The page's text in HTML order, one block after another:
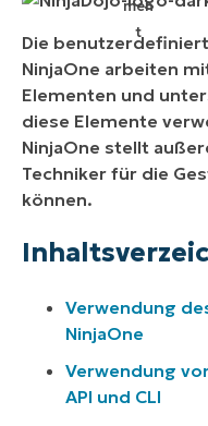
NinjaOne:
API und CLI:
HTML-Elemente:
Optionen für Inline-
Die
NinjaOne arbeiten
Elementen und
diese Elemente
NinjaOne stellt
Techniker für die
können.
Verwendung
NinjaOne
Verwendung
API und CLI